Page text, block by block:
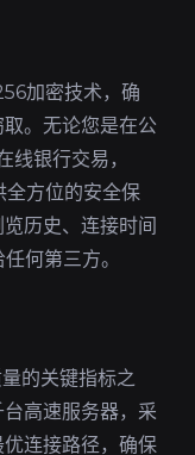
加密技术，确
。无论您是在公
银行交易，
方位的安全保
历史、连接时间
何第三方。
的关键指标之
高速服务器，采
连接路径，确保